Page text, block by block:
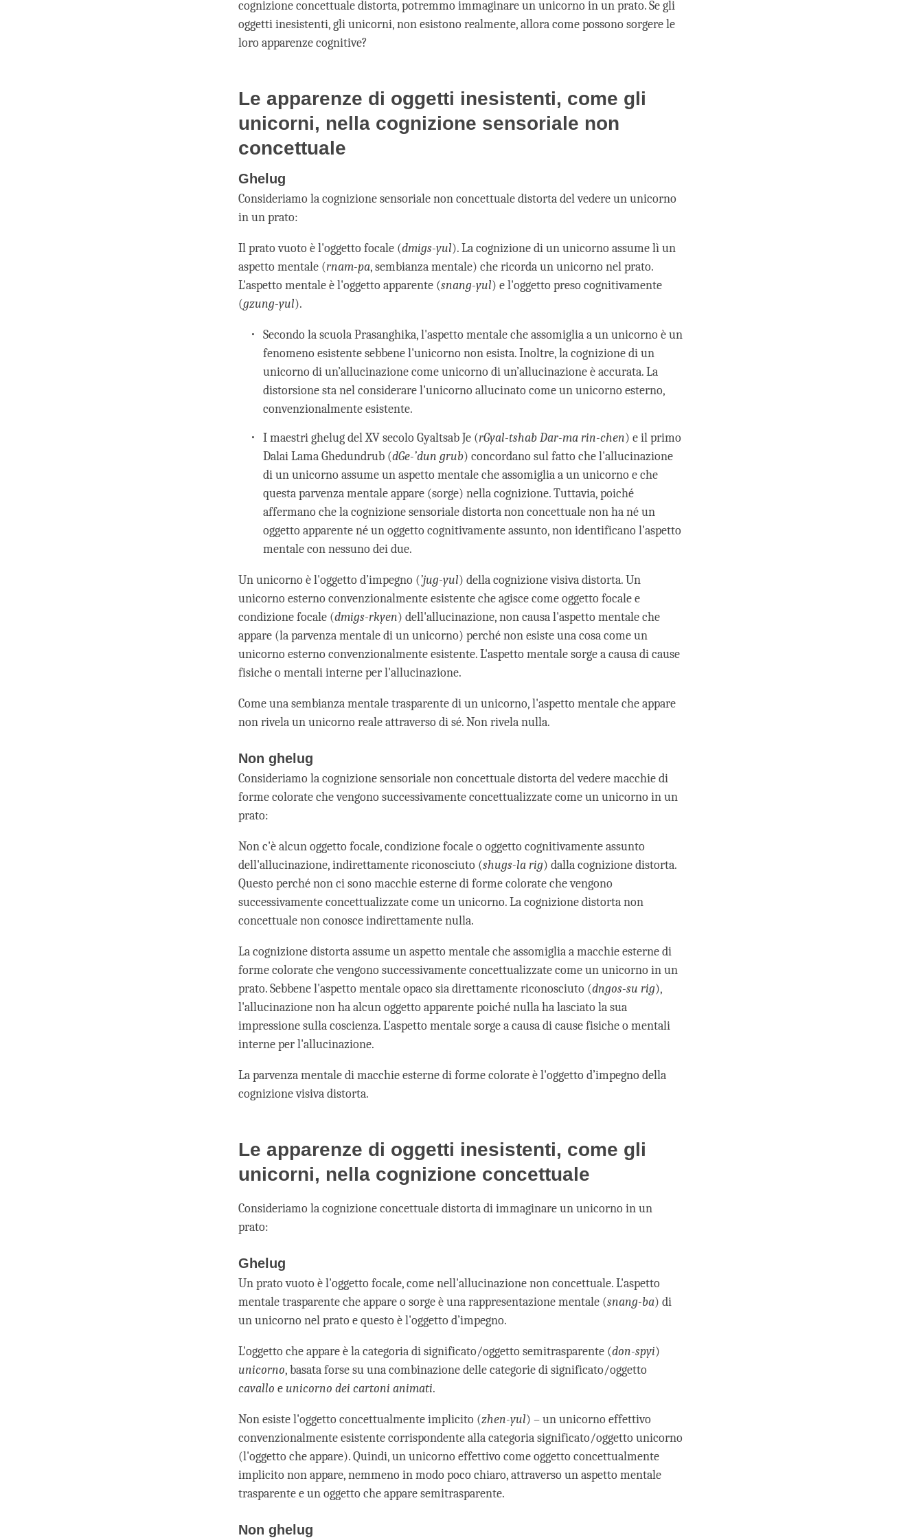
cognizione concettuale distorta, potremmo immaginare un unicorno in un prato. Se gli
oggetti inesistenti, gli unicorni, non esistono realmente, allora come possono sorgere le
loro apparenze cognitive?
Le apparenze di oggetti inesistenti, come gli
unicorni, nella cognizione sensoriale non
concettuale
Ghelug
Consideriamo la cognizione sensoriale non concettuale distorta del vedere un unicorno
in un prato:
Il prato vuoto è l'oggetto focale (dmigs-yul). La cognizione di un unicorno assume lì un
aspetto mentale (rnam-pa, sembianza mentale) che ricorda un unicorno nel prato.
L'aspetto mentale è l'oggetto apparente (snang-yul) e l'oggetto preso cognitivamente
(gzung-yul).
Secondo la scuola Prasanghika, l'aspetto mentale che assomiglia a un unicorno è un
fenomeno esistente sebbene l'unicorno non esista. Inoltre, la cognizione di un
unicorno di un’allucinazione come unicorno di un’allucinazione è accurata. La
distorsione sta nel considerare l'unicorno allucinato come un unicorno esterno,
convenzionalmente esistente.
I maestri ghelug del XV secolo Gyaltsab Je (rGyal-tshab Dar-ma rin-chen) e il primo
Dalai Lama Ghedundrub (dGe-’dun grub) concordano sul fatto che l'allucinazione
di un unicorno assume un aspetto mentale che assomiglia a un unicorno e che
questa parvenza mentale appare (sorge) nella cognizione. Tuttavia, poiché
affermano che la cognizione sensoriale distorta non concettuale non ha né un
oggetto apparente né un oggetto cognitivamente assunto, non identificano l'aspetto
mentale con nessuno dei due.
Un unicorno è l'oggetto d’impegno (’jug-yul) della cognizione visiva distorta. Un
unicorno esterno convenzionalmente esistente che agisce come oggetto focale e
condizione focale (dmigs-rkyen) dell'allucinazione, non causa l'aspetto mentale che
appare (la parvenza mentale di un unicorno) perché non esiste una cosa come un
unicorno esterno convenzionalmente esistente. L'aspetto mentale sorge a causa di cause
fisiche o mentali interne per l'allucinazione.
Come una sembianza mentale trasparente di un unicorno, l'aspetto mentale che appare
non rivela un unicorno reale attraverso di sé. Non rivela nulla.
Non ghelug
Consideriamo la cognizione sensoriale non concettuale distorta del vedere macchie di
forme colorate che vengono successivamente concettualizzate come un unicorno in un
prato:
Non c'è alcun oggetto focale, condizione focale o oggetto cognitivamente assunto
dell'allucinazione, indirettamente riconosciuto (shugs-la rig) dalla cognizione distorta.
Questo perché non ci sono macchie esterne di forme colorate che vengono
successivamente concettualizzate come un unicorno. La cognizione distorta non
concettuale non conosce indirettamente nulla.
La cognizione distorta assume un aspetto mentale che assomiglia a macchie esterne di
forme colorate che vengono successivamente concettualizzate come un unicorno in un
prato. Sebbene l'aspetto mentale opaco sia direttamente riconosciuto (dngos-su rig),
l'allucinazione non ha alcun oggetto apparente poiché nulla ha lasciato la sua
impressione sulla coscienza. L'aspetto mentale sorge a causa di cause fisiche o mentali
interne per l'allucinazione.
La parvenza mentale di macchie esterne di forme colorate è l'oggetto d’impegno della
cognizione visiva distorta.
Le apparenze di oggetti inesistenti, come gli
unicorni, nella cognizione concettuale
Consideriamo la cognizione concettuale distorta di immaginare un unicorno in un
prato:
Ghelug
Un prato vuoto è l'oggetto focale, come nell'allucinazione non concettuale. L'aspetto
mentale trasparente che appare o sorge è una rappresentazione mentale (snang-ba) di
un unicorno nel prato e questo è l'oggetto d’impegno.
L'oggetto che appare è la categoria di significato/oggetto semitrasparente (don-spyi)
unicorno, basata forse su una combinazione delle categorie di significato/oggetto
cavallo eunicorno dei cartoni animati.
Non esiste l'oggetto concettualmente implicito (zhen-yul) – un unicorno effettivo
convenzionalmente esistente corrispondente alla categoria significato/oggetto unicorno
(l'oggetto che appare). Quindi, un unicorno effettivo come oggetto concettualmente
implicito non appare, nemmeno in modo poco chiaro, attraverso un aspetto mentale
trasparente e un oggetto che appare semitrasparente.
Non ghelug